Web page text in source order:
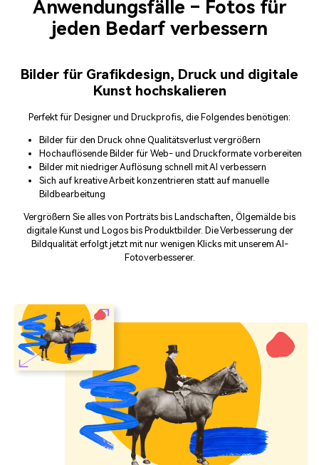
Anwendungsfälle – Fotos für
jeden Bedarf verbessern
Bilder für Grafikdesign, Druck und digitale
Kunst hochskalieren
Perfekt für Designer und Druckprofis, die Folgendes benötigen:
Bilder für den Druck ohne Qualitätsverlust vergrößern
Hochauflösende Bilder für Web- und Druckformate vorbereiten
Bilder mit niedriger Auflösung schnell mit AI verbessern
Sich auf kreative Arbeit konzentrieren statt auf manuelle
Bildbearbeitung
Vergrößern Sie alles von Porträts bis Landschaften, Ölgemälde bis
digitale Kunst und Logos bis Produktbilder. Die Verbesserung der
Bildqualität erfolgt jetzt mit nur wenigen Klicks mit unserem AI-
Fotoverbesserer.